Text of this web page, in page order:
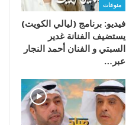
منوعات
فيديو: برنامج (ليالي الكويت)
يستضيف الفنانة غدير
السبتي و الفنان أحمد النجار
عبر…